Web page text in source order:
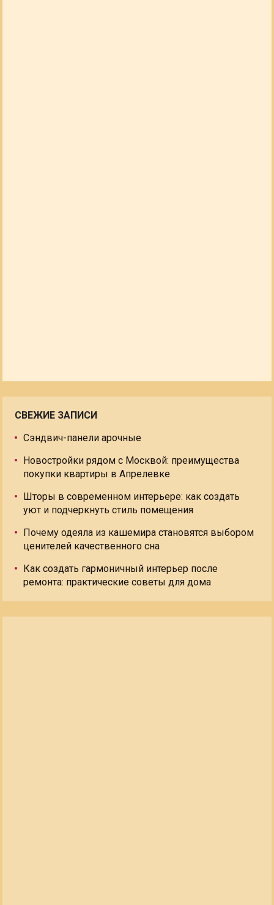
СВЕЖИЕ ЗАПИСИ
Сэндвич-панели арочные
Новостройки рядом с Москвой: преимущества
покупки квартиры в Апрелевке
Шторы в современном интерьере: как создать
уют и подчеркнуть стиль помещения
Почему одеяла из кашемира становятся выбором
ценителей качественного сна
Как создать гармоничный интерьер после
ремонта: практические советы для дома